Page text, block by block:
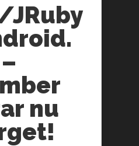
JRuby
nu